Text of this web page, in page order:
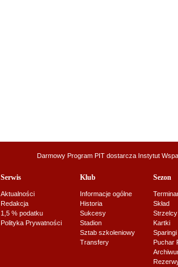
Darmowy Program PIT dostarcza Instytut
Serwis
Aktualności
Redakcja
1,5 % podatku
Polityka Prywatności
Klub
Informacje ogólne
Historia
Sukcesy
Stadion
Sztab szkoleniowy
Transfery
Sezon
Skład
Strzelcy
Kartki
Sparingi
Puchar